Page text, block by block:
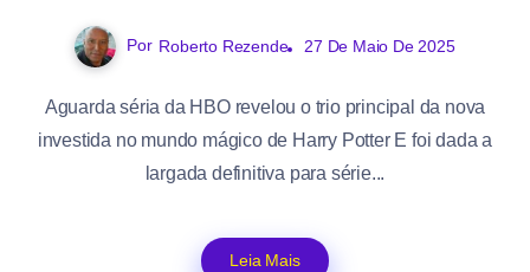
Por Roberto Rezende 27 De Maio De 2025
Aguarda séria da HBO revelou o trio principal da nova
investida no mundo mágico de Harry Potter E foi dada a
largada definitiva para série...
Leia Mais